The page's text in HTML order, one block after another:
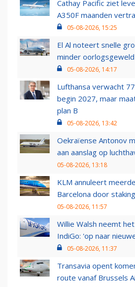
Cathay Pacific ziet
A350F maanden
05-08-2026, 15:25
El Al noteert snelle
minder oorlogsgeweld
05-08-2026, 14:17
Lufthansa verwacht
begin 2027, maar
plan B
05-08-2026, 13:42
Oekraïense Antonov
aan aanslag op
05-08-2026, 13:18
KLM annuleert
Barcelona door staking
05-08-2026, 11:57
Willie Walsh neemt
IndiGo: 'op naar
05-08-2026, 11:37
Transavia opent
route vanaf Brussels